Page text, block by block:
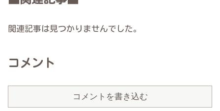
関連記事は見つかりませんでした。
コメント
コメントを書き込む